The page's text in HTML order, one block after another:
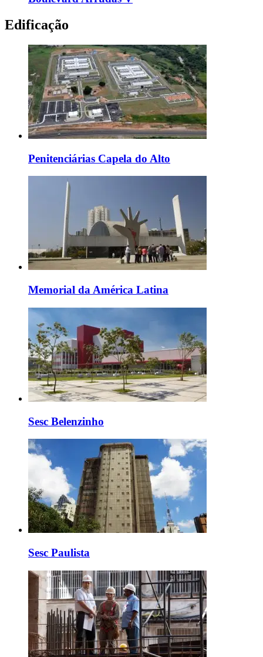
Edificação
Penitenciárias Capela do Alto
Memorial da América Latina
Sesc Belenzinho
Sesc Paulista